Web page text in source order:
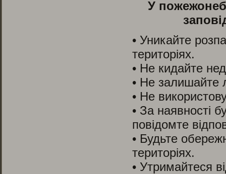
У
• Уникайте
територіях.
• Не кидайте
• Не залишайте
• Не
• За наявності
повідомте
• Будьте
територіях.
• Утримайтеся